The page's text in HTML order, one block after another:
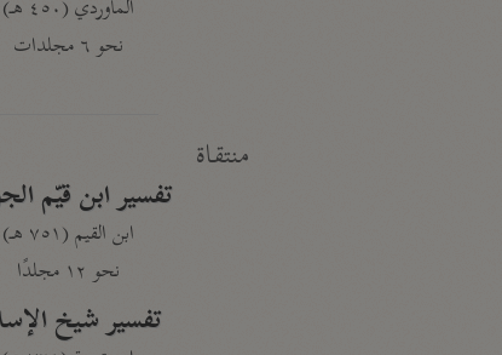
الماوردي (٤٥٠ هـ)
نحو ٦ مجلدات
منتقاة
تفسير ابن قيّم
ابن القيم (٧٥١ هـ)
نحو ١٢ مجلدًا
تفسير شيخ